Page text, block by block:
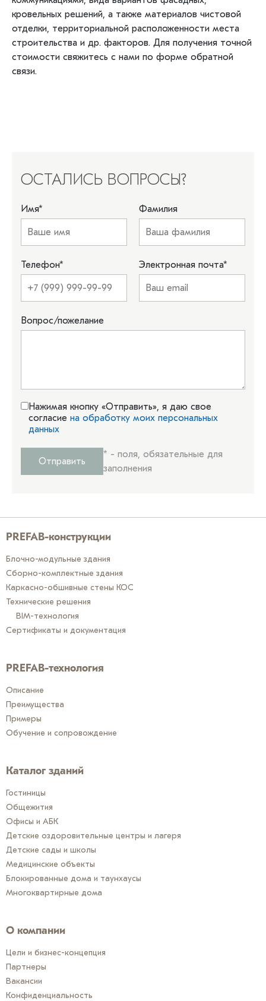
кровельных решений, а также материалов чистовой
отделки, территориальной расположенности места
строительства и др. факторов. Для получения точной
стоимости свяжитесь с нами по форме обратной
связи.
ОСТАЛИСЬ ВОПРОСЫ?
Имя* Фамилия
Телефон* Электронная почта*
Вопрос/пожелание
Нажимая кнопку «Отправить», я даю свое
согласие на обработку моих персональных
данных
Отправить
* - поля, обязательные для
заполнения
PREFAB-конструкции
Блочно-модульные здания
Сборно-комплектные здания
Каркасно-обшивные стены КОС
Технические решения
BIM-технология
Сертификаты и документация
PREFAB-технология
Описание
Преимущества
Примеры
Обучение и сопровождение
Каталог зданий
Гостиницы
Общежития
Офисы и АБК
Детские оздоровительные центры и лагеря
Детские сады и школы
Медицинские объекты
Блокированные дома и таунхаусы
Многоквартирные дома
О компании
Цели и бизнес-концепция
Партнеры
Вакансии
Конфиденциальность